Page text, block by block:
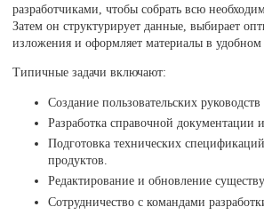
разработчиками, чтобы собрать всю
Затем он структурирует данные, выбирает
изложения и оформляет материалы в
Типичные задачи включают:
Создание пользовательских
Разработка справочной документации
Подготовка технических
продуктов.
Редактирование и обновление
Сотрудничество с командами